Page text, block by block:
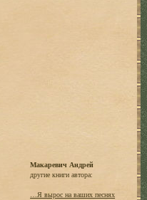
Макаревич Андрей
другие книги автора:
…Я вырос на ваших песнях